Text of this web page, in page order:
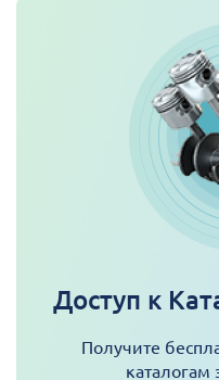
Доступ к
Получите
каталогам